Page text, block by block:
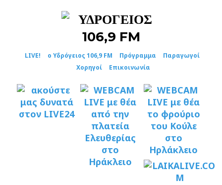
LIVE! ο Υδρόγειος 106,9 FM Πρόγραμμα
Παραγωγοί
Χορηγοί
Επικοινωνία